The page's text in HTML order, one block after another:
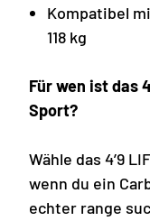
Kompatibel
118 kg
Für wen ist das
Sport?
Wähle das 4’9
wenn du ein
echter range